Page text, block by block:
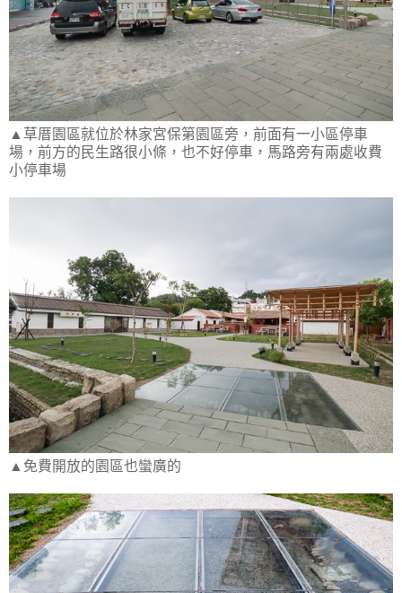
▲草厝園區就位於林家宮保第園區旁，前面有一小區停車
場，前方的民生路很小條，也不好停車，馬路旁有兩處收費
小停車場
▲免費開放的園區也蠻廣的